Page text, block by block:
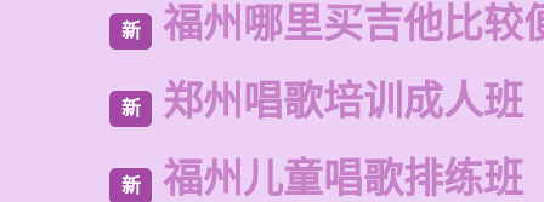
新 福州哪里买吉他比较
新 郑州唱歌培训成人班
新 福州儿童唱歌排练班